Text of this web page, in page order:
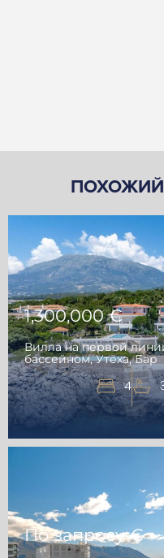
ПОХОЖИЙ
1,300,000 €
Вилла на первой
бассейном, Утёха, Бар
4
По запросу €